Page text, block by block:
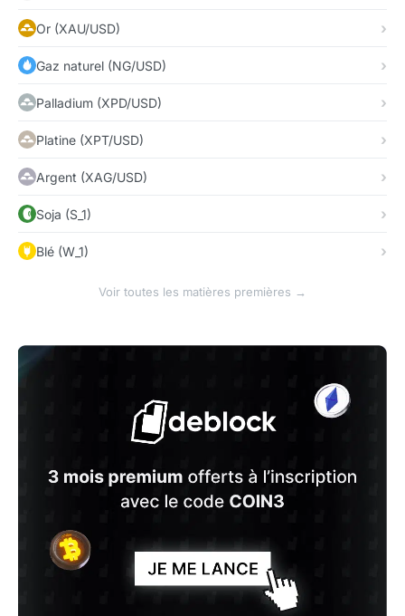
Or (XAU/USD)
Gaz naturel (NG/USD)
Palladium (XPD/USD)
Platine (XPT/USD)
Argent (XAG/USD)
Soja (S_1)
Blé (W_1)
Voir toutes les matières premières →